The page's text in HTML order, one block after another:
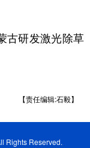
研发激光除草
【责任编辑:石毅】
Rights Reserved.